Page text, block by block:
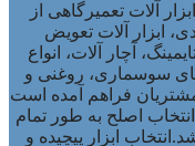
آلات تعمیرگاهی از
ابزار آلات تعویض
آچار آلات، انواع
سوسماری، روغنی و
فراهم آمده است
اصلح به طور تمام
ابزار پیچیده و